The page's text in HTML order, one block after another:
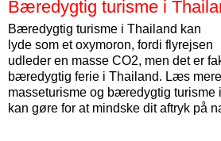
Bæredygtig turisme i
Bæredygtig turisme i Thailand kan
lyde som et oxymoron, fordi flyrejsen
udleder en masse CO2, men det er
bæredygtig ferie i Thailand. Læs
masseturisme og bæredygtig turisme
kan gøre for at mindske dit aftryk på